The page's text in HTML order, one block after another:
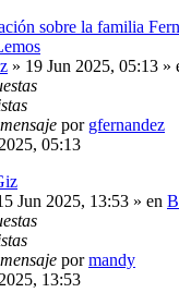
sobre la familia
» 19 Jun 2025, 05:13 »
por gfernandez
05:13
Jun 2025, 13:53 » en
pormandy
13:53